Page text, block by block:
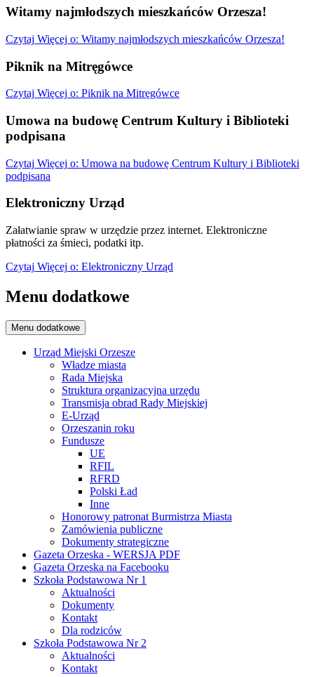
Witamy najmłodszych mieszkańców Orzesza!
Czytaj Więcej o: Witamy najmłodszych mieszkańców Orzesza!
Piknik na Mitręgówce
Czytaj Więcej o: Piknik na Mitręgówce
Umowa na budowę Centrum Kultury i Biblioteki
podpisana
Czytaj Więcej o: Umowa na budowę Centrum Kultury i Biblioteki
podpisana
Elektroniczny Urząd
Załatwianie spraw w urzędzie przez internet. Elektroniczne
płatności za śmieci, podatki itp.
Czytaj Więcej o: Elektroniczny Urząd
Menu dodatkowe
Menu dodatkowe
Urząd Miejski Orzesze
Władze miasta
Rada Miejska
Struktura organizacyjna urzędu
Transmisja obrad Rady Miejskiej
E-Urząd
Orzeszanin roku
Fundusze
UE
RFIL
RFRD
Polski Ład
Inne
Honorowy patronat Burmistrza Miasta
Zamówienia publiczne
Dokumenty strategiczne
Gazeta Orzeska - WERSJA PDF
Gazeta Orzeska na Facebooku
Szkoła Podstawowa Nr 1
Aktualności
Dokumenty
Kontakt
Dla rodziców
Szkoła Podstawowa Nr 2
Aktualności
Kontakt